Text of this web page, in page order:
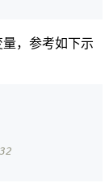
量，参考如下示